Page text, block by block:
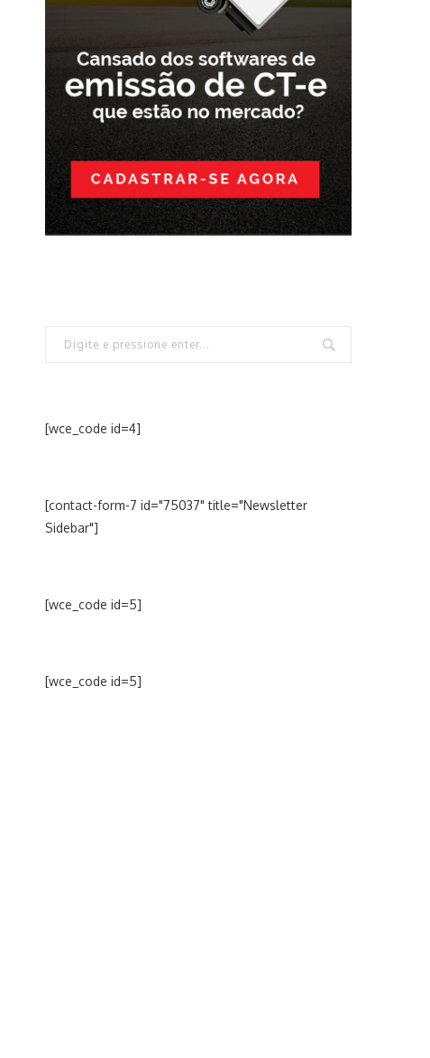
[wce_code id=4]
[contact-form-7 id="75037" title="Newsletter
Sidebar"]
[wce_code id=5]
[wce_code id=5]